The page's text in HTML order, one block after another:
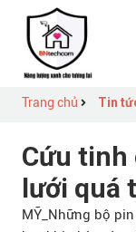
Trang chủ Tin
Cứu tinh
lưới quá
MỸ_Những bộ